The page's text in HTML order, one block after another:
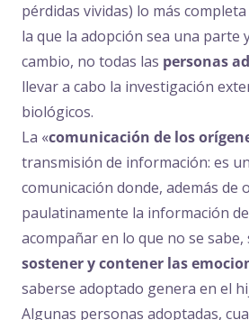
pérdidas vividas) lo más
la que la adopción sea una parte
cambio, no todas las personas
llevar a cabo la investigación
biológicos.
La «comunicación de los
transmisión de información: es
comunicación donde, además de
paulatinamente la información
acompañar en lo que no se sabe,
sostener y contener las
saberse adoptado genera en el
Algunas personas adoptadas,